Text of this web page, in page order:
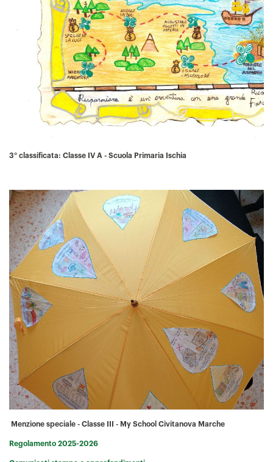
3° classificata: Classe IV A - Scuola Primaria Ischia
Menzione speciale - Classe III - My School Civitanova Marche
Regolamento 2025-2026